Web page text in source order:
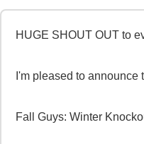
HUGE SHOUT OUT to
I'm pleased to announce
Fall Guys: Winter